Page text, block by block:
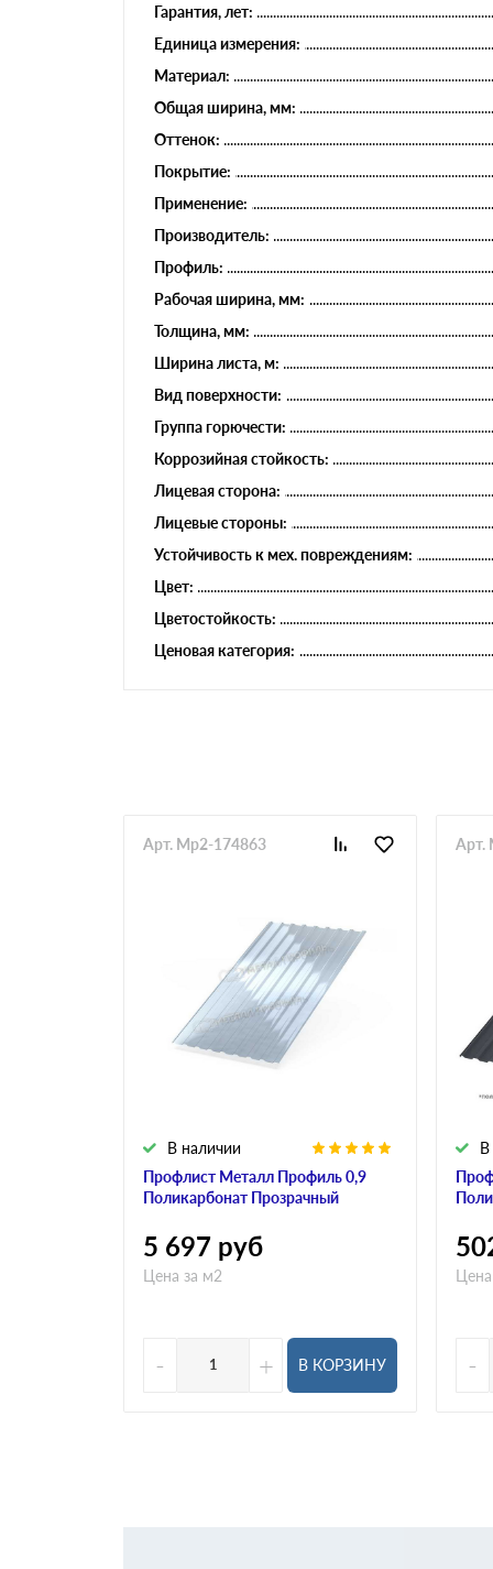
Гарантия, лет:
Единица измерения:
Материал:
Общая ширина, мм:
Оттенок:
Покрытие:
Применение:
Производитель:
Профиль:
Рабочая ширина, мм:
Толщина, мм:
Ширина листа, м:
Вид поверхности:
Группа горючести:
Коррозийная стойкость:
Лицевая сторона:
Лицевые стороны:
Устойчивость к мех. повреждениям:
Цвет:
Цветостойкость:
Ценовая категория:
Профлист Металл Профиль 0,9
Поликарбонат Прозрачный
В наличии
Арт. Mp2-174863
5 697 руб
Цена за м2
- + В КОРЗИНУ
В
Арт.
-